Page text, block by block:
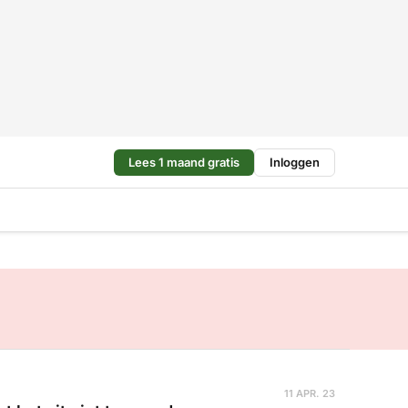
Lees 1 maand gratis Inloggen
11 APR. 23